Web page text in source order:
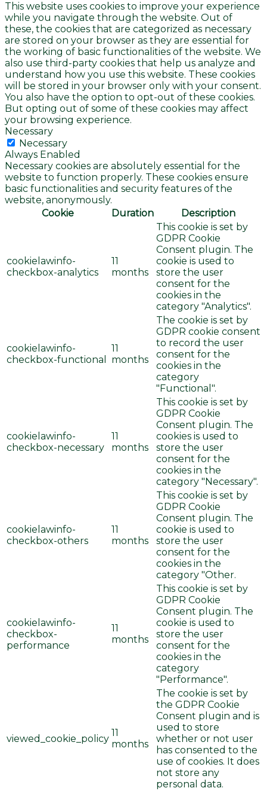
This website uses cookies to improve your experience
while you navigate through the website. Out of
these, the cookies that are categorized as necessary
are stored on your browser as they are essential for
the working of basic functionalities of the website. We
also use third-party cookies that help us analyze and
understand how you use this website. These cookies
will be stored in your browser only with your consent.
You also have the option to opt-out of these cookies.
But opting out of some of these cookies may affect
your browsing experience.
Necessary
Necessary
Always Enabled
Necessary cookies are absolutely essential for the
website to function properly. These cookies ensure
basic functionalities and security features of the
website, anonymously.
Cookie
Duration Description
cookielawinfo-
checkbox-analytics
11
months
This cookie is set by
GDPR Cookie
Consent plugin. The
cookie is used to
store the user
consent for the
cookies in the
category "Analytics".
cookielawinfo-
checkbox-functional
11
months
The cookie is set by
GDPR cookie consent
to record the user
consent for the
cookies in the
category
"Functional".
cookielawinfo-
checkbox-necessary
11
months
This cookie is set by
GDPR Cookie
Consent plugin. The
cookies is used to
store the user
consent for the
cookies in the
category "Necessary".
cookielawinfo-
checkbox-others
11
months
This cookie is set by
GDPR Cookie
Consent plugin. The
cookie is used to
store the user
consent for the
cookies in the
category "Other.
cookielawinfo-
checkbox-
performance
11
months
This cookie is set by
GDPR Cookie
Consent plugin. The
cookie is used to
store the user
consent for the
cookies in the
category
"Performance".
viewed_cookie_policy
11
months
The cookie is set by
the GDPR Cookie
Consent plugin and is
used to store
whether or not user
has consented to the
use of cookies. It does
not store any
personal data.